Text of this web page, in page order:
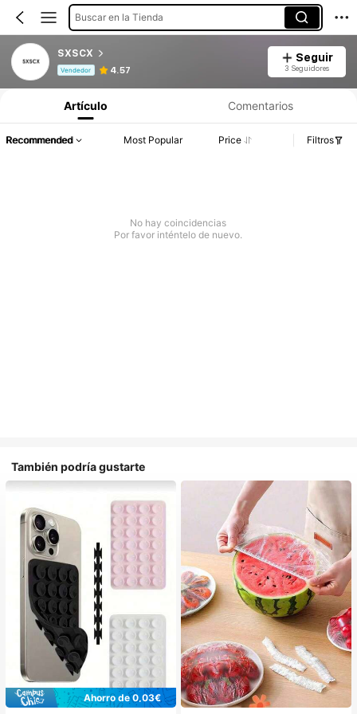
Buscar en la Tienda
SXSCX
Vendedor 4.57
Seguir
3 Seguidores
Artículo Comentarios
Recommended Most Popular Price Filtros
No hay coincidencias
Por favor inténtelo de nuevo.
También podría gustarte
Ahorro de 0,03€